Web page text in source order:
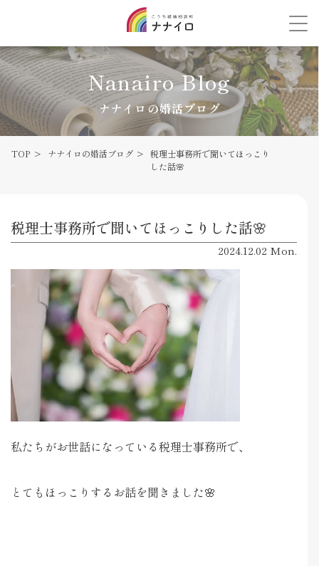
Nanairo Blog
ナナイロの婚活ブログ
TOP ナナイロの婚活ブログ
税理士事務所で聞いてほっこり
した話🌸
税理士事務所で聞いてほっこりした話🌸
2024.12.02 Mon.
私たちがお世話になっている税理士事務所で、
とてもほっこりするお話を聞きました🌸